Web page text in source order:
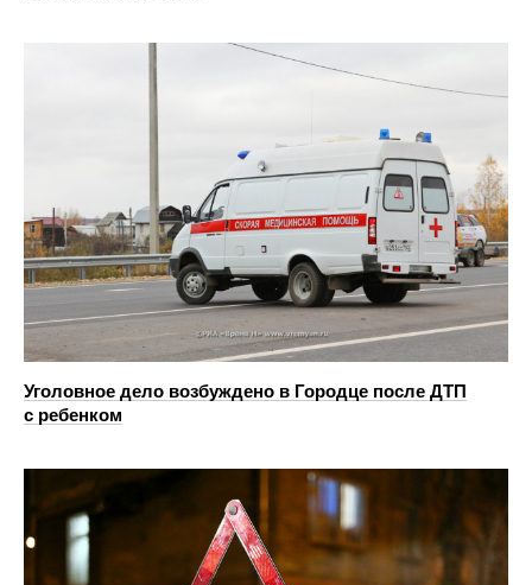
Уголовное дело возбуждено в Городце после ДТП
с ребенком